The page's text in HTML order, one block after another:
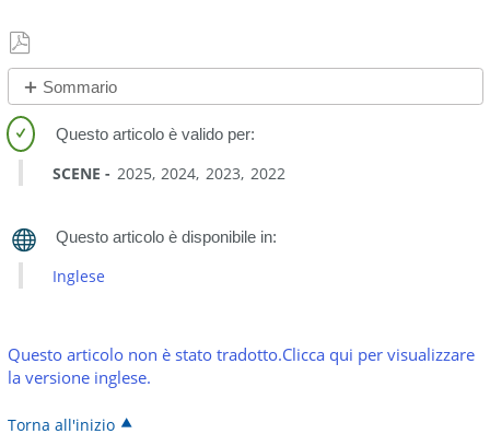
Salva
come
PDF
Sommario
No
intestazioni
SCENE 2025 2024 2023 2022
Inglese
Questo articolo non è stato tradotto.Clicca qui per visualizzare
la versione inglese.
Torna all'inizio